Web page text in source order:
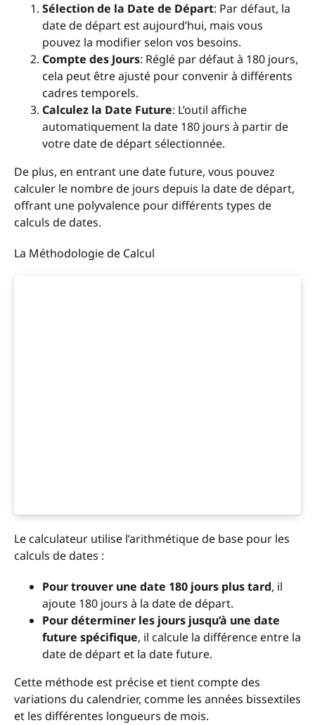
Sélection de la Date de Départ: Par défaut, la
date de départ est aujourd’hui, mais vous
pouvez la modifier selon vos besoins.
Compte des Jours: Réglé par défaut à 180 jours,
cela peut être ajusté pour convenir à différents
cadres temporels.
Calculez la Date Future: L’outil affiche
automatiquement la date 180 jours à partir de
votre date de départ sélectionnée.
De plus, en entrant une date future, vous pouvez
calculer le nombre de jours depuis la date de départ,
offrant une polyvalence pour différents types de
calculs de dates.
La Méthodologie de Calcul
Le calculateur utilise l’arithmétique de base pour les
calculs de dates :
Pour trouver une date 180 jours plus tard, il
ajoute 180 jours à la date de départ.
Pour déterminer les jours jusqu’à une date
future spécifique, il calcule la différence entre la
date de départ et la date future.
Cette méthode est précise et tient compte des
variations du calendrier, comme les années bissextiles
et les différentes longueurs de mois.